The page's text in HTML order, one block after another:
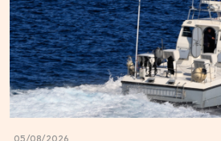
05/08/2026